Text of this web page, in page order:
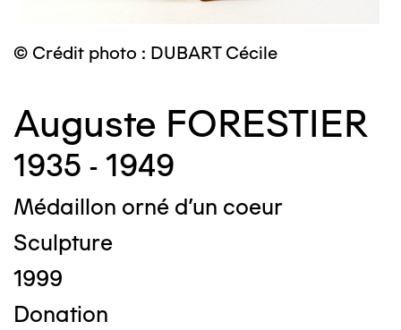
© Crédit photo : DUBART Cécile
Auguste FORESTIER
1935 - 1949
Médaillon orné d'un coeur
Sculpture
1999
Donation